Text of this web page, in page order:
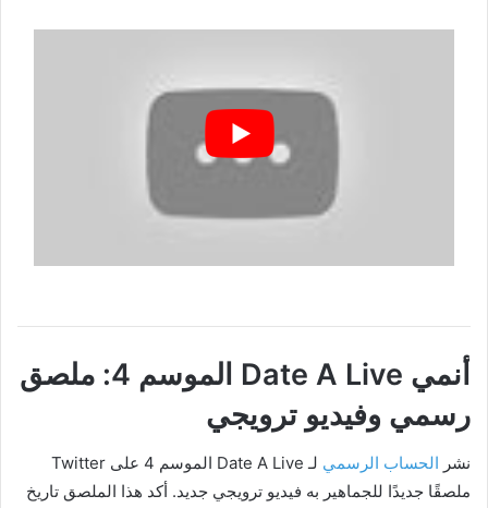
أنمي Date A Live الموسم 4: ملصق
رسمي وفيديو ترويجي
نشر الحساب الرسمي
لـ Date A Live الموسم 4 على Twitter
ملصقًا جديدًا للجماهير به فيديو ترويجي جديد. أكد هذا الملصق تاريخ